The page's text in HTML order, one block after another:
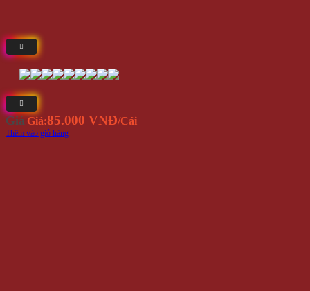
Giá Giá:85.000 VNĐ/Cái
Thêm vào giỏ hàng